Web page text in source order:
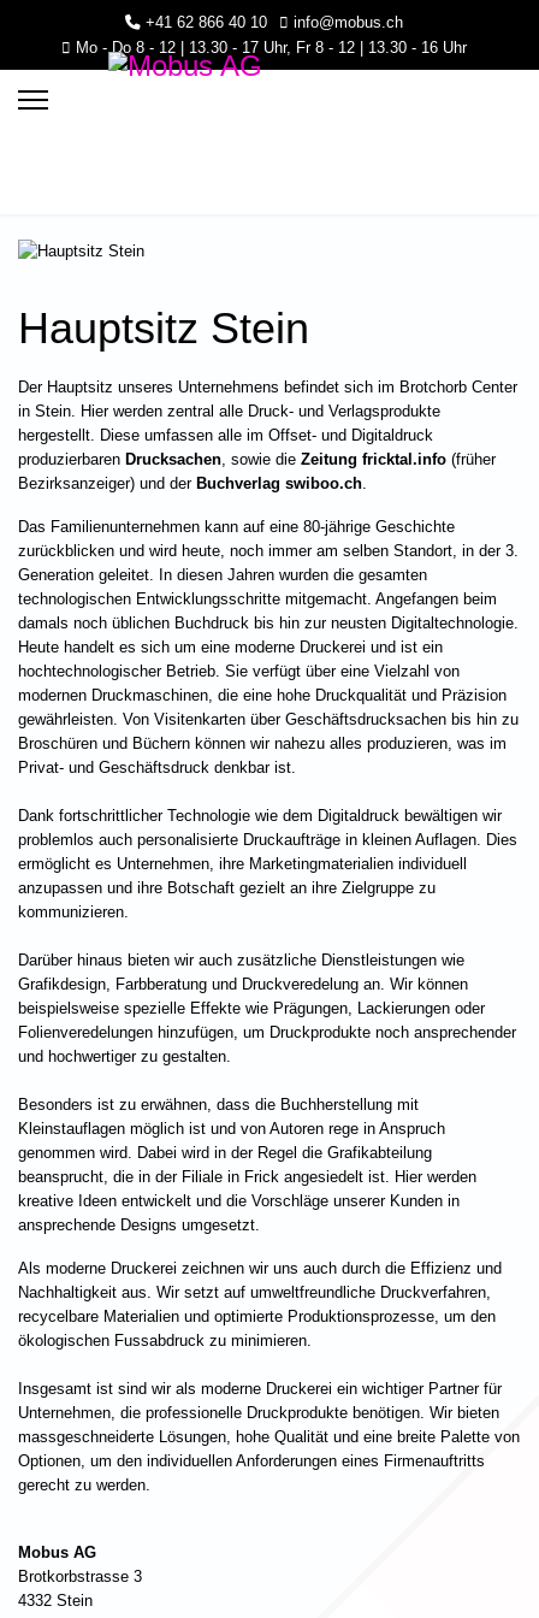
+41 62 866 40 10
info@mobus.ch
Mo - Do 8 - 12 | 13.30 - 17 Uhr, Fr 8 - 12 | 13.30 - 16 Uhr
Hauptsitz Stein
Der Hauptsitz unseres Unternehmens befindet sich im Brotchorb Center
in Stein. Hier werden zentral alle Druck- und Verlagsprodukte
hergestellt. Diese umfassen alle im Offset- und Digitaldruck
produzierbaren Drucksachen , sowie die Zeitung fricktal.info (früher
Bezirksanzeiger) und der Buchverlag swiboo.ch
Das Familienunternehmen kann auf eine 80-jährige Geschichte
zurückblicken und wird heute, noch immer am selben Standort, in der 3.
Generation geleitet. In diesen Jahren wurden die gesamten
technologischen Entwicklungsschritte mitgemacht. Angefangen beim
damals noch üblichen Buchdruck bis hin zur neusten Digitaltechnologie.
Heute handelt es sich um eine moderne Druckerei und ist ein
hochtechnologischer Betrieb. Sie verfügt über eine Vielzahl von
modernen Druckmaschinen, die eine hohe Druckqualität und Präzision
gewährleisten. Von Visitenkarten über Geschäftsdrucksachen bis hin zu
Broschüren und Büchern können wir nahezu alles produzieren, was im
Privat- und Geschäftsdruck denkbar ist.
Dank fortschrittlicher Technologie wie dem Digitaldruck bewältigen wir
problemlos auch personalisierte Druckaufträge in kleinen Auflagen. Dies
ermöglicht es Unternehmen, ihre Marketingmaterialien individuell
anzupassen und ihre Botschaft gezielt an ihre Zielgruppe zu
kommunizieren.
Darüber hinaus bieten wir auch zusätzliche Dienstleistungen wie
Grafikdesign, Farbberatung und Druckveredelung an. Wir können
beispielsweise spezielle Effekte wie Prägungen, Lackierungen oder
Folienveredelungen hinzufügen, um Druckprodukte noch ansprechender
und hochwertiger zu gestalten.
Besonders ist zu erwähnen, dass die Buchherstellung mit
Kleinstauflagen möglich ist und von Autoren rege in Anspruch
genommen wird. Dabei wird in der Regel die Grafikabteilung
beansprucht, die in der Filiale in Frick angesiedelt ist. Hier werden
kreative Ideen entwickelt und die Vorschläge unserer Kunden in
ansprechende Designs umgesetzt.
Als moderne Druckerei zeichnen wir uns auch durch die Effizienz und
Nachhaltigkeit aus. Wir setzt auf umweltfreundliche Druckverfahren,
recycelbare Materialien und optimierte Produktionsprozesse, um den
ökologischen Fussabdruck zu minimieren.
Insgesamt ist sind wir als moderne Druckerei ein wichtiger Partner für
Unternehmen, die professionelle Druckprodukte benötigen. Wir bieten
massgeschneiderte Lösungen, hohe Qualität und eine breite Palette von
Optionen, um den individuellen Anforderungen eines Firmenauftritts
gerecht zu werden.
Mobus AG
Brotkorbstrasse 3
4332 Stein
- 16 Uhr